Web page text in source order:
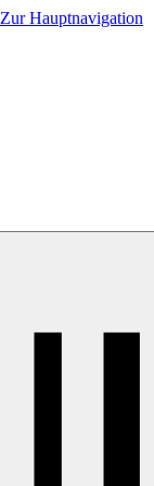
Zur Hauptnavigation